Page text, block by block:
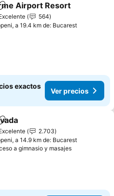
Agregar a favoritos
Airport Resort
564
a 19.4 km de: Bucarest
exactos
Ver precios
Agregar a favoritos
2.703
a 14.9 km de: Bucarest
a gimnasio y masajesVer precios